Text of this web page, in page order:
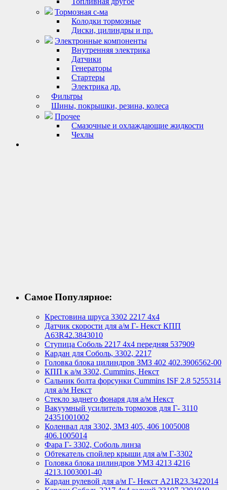
Тормозная с-ма
Колодки тормозные
Диски, цилиндры и пр.
Электронные компоненты
Внутренняя электрика
Датчики
Генераторы
Стартеры
Электрика др.
Фильтры
Шины, покрышки, резина, колеса
Прочее
Смазочные и охлаждающие жидкости
Чехлы
Самое Популярное:
Крестовина шруса 3302 2217 4х4
Датчик скорости для а/м Г- Некст КПП
А63R42.3843010
Ступица Соболь 2217 4х4 передняя 537909
Кардан для Соболь, 3302, 2217
Головка блока цилиндров ЗМЗ 402 402.3906562-00
КПП к а/м 3302, Cummins, Некст
Сальник болта форсунки Cummins ISF 2.8 5255314
для а/м Некст
Стекло заднего фонаря для а/м Некст
Вакуумный усилитель тормозов для Г- 3110
24351001002
Коленвал для 3302, ЗМЗ 405, 406 1005008
406.1005014
Фара Г- 3302, Соболь линза
Обтекатель спойлер крыши для а/м Г-3302
Головка блока цилиндров УМЗ 4213 4216
4213.1003001-40
Кардан рулевой для а/м Г- Некст А21R23.3422014